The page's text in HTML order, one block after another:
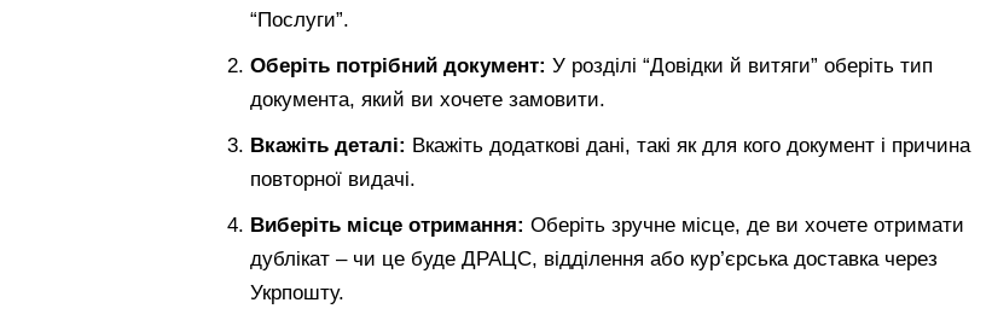
“Послуги”.
Оберіть потрібний документ: У розділі “Довідки й витяги” оберіть тип
документа, який ви хочете замовити.
Вкажіть деталі: Вкажіть додаткові дані, такі як для кого документ і причина
повторної видачі.
Виберіть місце отримання: Оберіть зручне місце, де ви хочете отримати
дублікат – чи це буде ДРАЦС, відділення або кур’єрська доставка через
Укрпошту.